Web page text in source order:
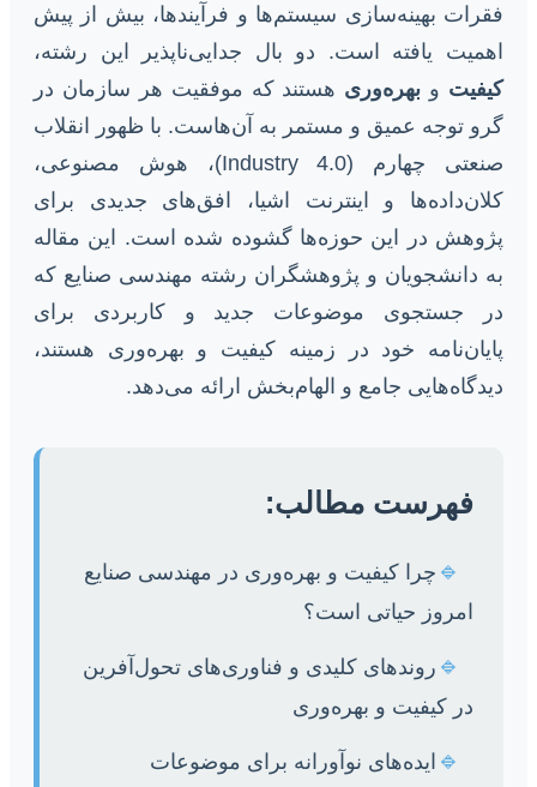
فقرات بهینه‌سازی سیستم‌ها و فرآیندها، بیش از پیش
اهمیت یافته است. دو بال جدایی‌ناپذیر این رشته،
کیفیت و بهره‌وری هستند که موفقیت هر سازمان در
گرو توجه عمیق و مستمر به آن‌هاست. با ظهور انقلاب
صنعتی چهارم (Industry 4.0)، هوش مصنوعی،
کلان‌داده‌ها و اینترنت اشیا، افق‌های جدیدی برای
پژوهش در این حوزه‌ها گشوده شده است. این مقاله
به دانشجویان و پژوهشگران رشته مهندسی صنایع که
در جستجوی موضوعات جدید و کاربردی برای
پایان‌نامه خود در زمینه کیفیت و بهره‌وری هستند،
دیدگاه‌هایی جامع و الهام‌بخش ارائه می‌دهد.
فهرست مطالب:
🔹 چرا کیفیت و بهره‌وری در مهندسی صنایع
امروز حیاتی است؟
🔹 روندهای کلیدی و فناوری‌های تحول‌آفرین
در کیفیت و بهره‌وری
🔹 ایده‌های نوآورانه برای موضوعات